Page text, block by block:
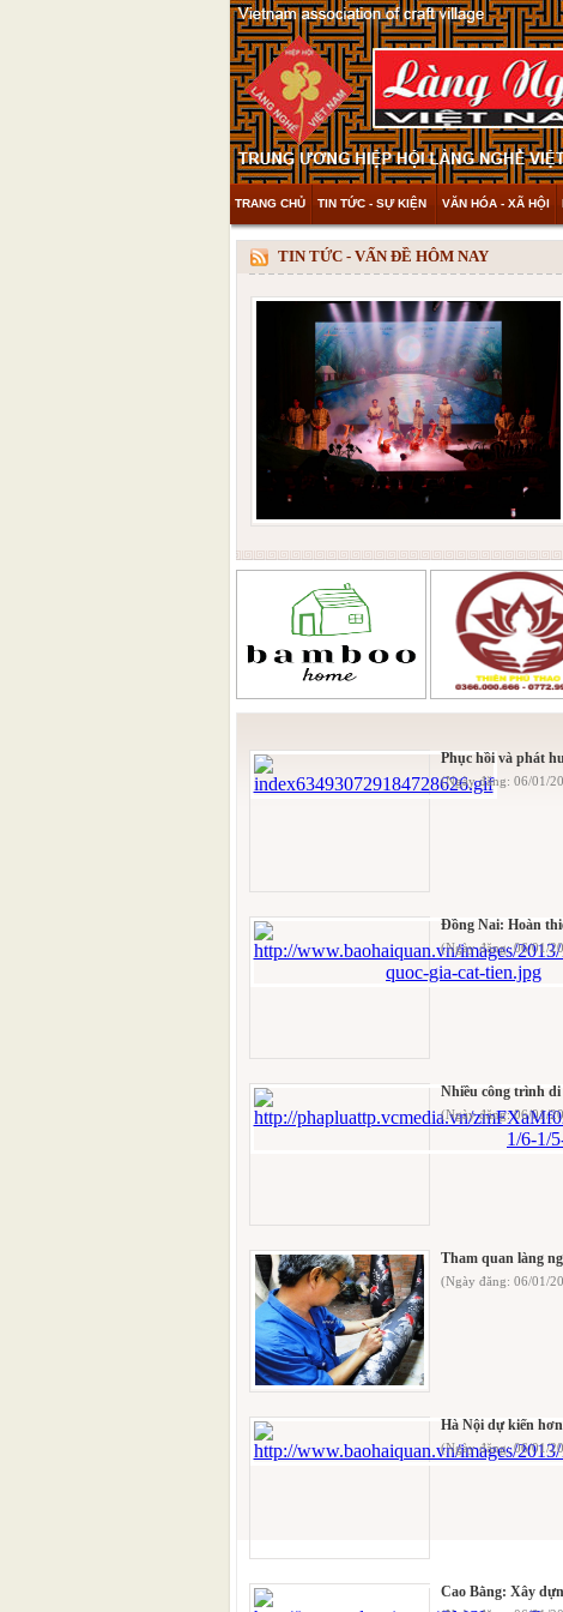
TRANG CHỦ TIN TỨC - SỰ KIỆN VĂN HÓA - XÃ HỘI
THAM KHẢO & KHÁM PHÁ VIDEO
TIN TỨC - VẤN ĐỀ HÔM NAY
Phục hồi và phát
(Ngày đăng: 06/01/
Đồng Nai: Hoàn
(Ngày đăng: 06/01/
Nhiều công trình di
(Ngày đăng: 06/01/
Tham quan làng
(Ngày đăng: 06/01/
Hà Nội dự kiến
(Ngày đăng: 06/01/
Cao Bằng: Xây